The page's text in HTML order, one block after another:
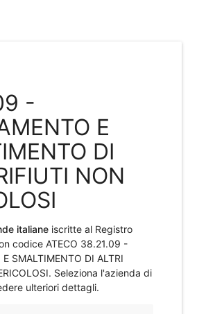
-
E
DI
NON
italiane iscritte al Registro
codice ATECO 38.21.09 -
SMALTIMENTO DI ALTRI
. Seleziona l'azienda di
ulteriori dettagli.